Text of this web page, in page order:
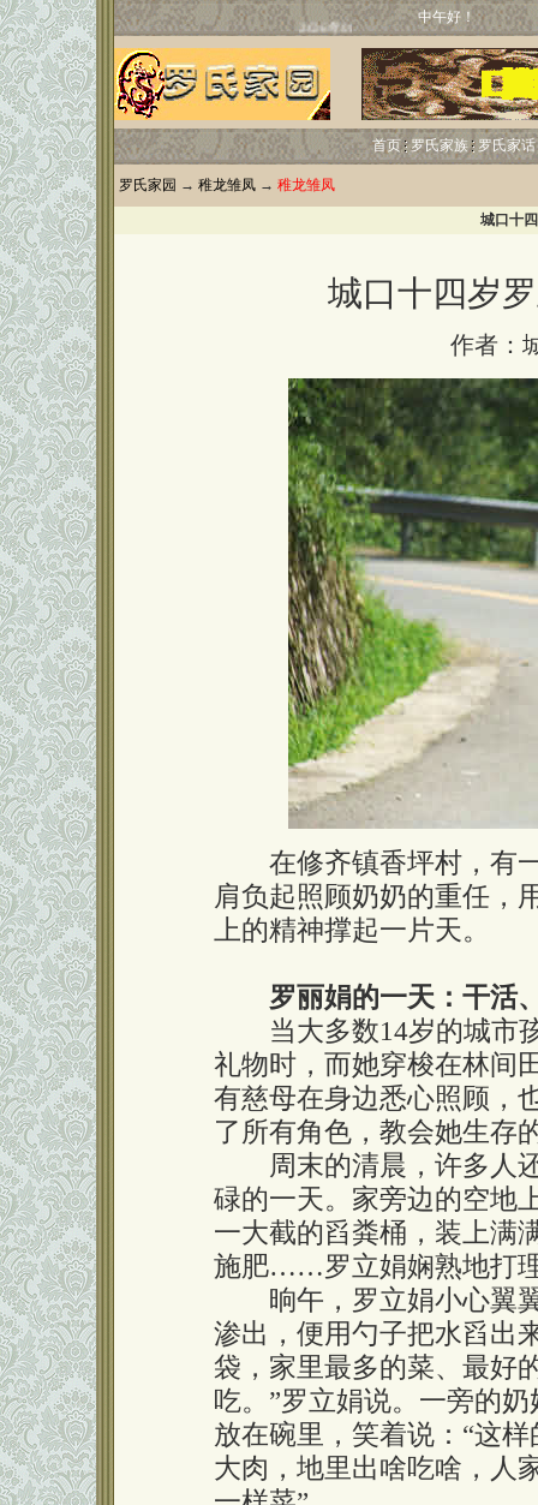
中午好！
首页 罗氏家族 罗氏家话
罗氏家园 → 稚龙雏凤 → 稚龙雏凤
城口十
城口十四岁
作者：
在修齐镇香坪村，有一
肩负起照顾奶奶的重任，
上的精神撑起一片天。
罗丽娟的一天：干活
当大多数14岁的城市孩
礼物时，而她穿梭在林间
有慈母在身边悉心照顾，
了所有角色，教会她生存
周末的清晨，许多人还
碌的一天。家旁边的空地
一大截的舀粪桶，装上满
施肥……罗立娟娴熟地打
晌午，罗立娟小心翼翼
渗出，便用勺子把水舀出
袋，家里最多的菜、最好
吃。”罗立娟说。一旁的
放在碗里，笑着说：“这
大肉，地里出啥吃啥，人